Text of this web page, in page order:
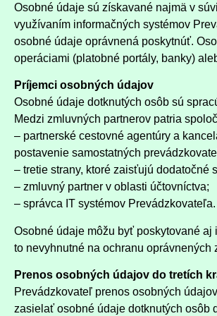
Osobné údaje sú získavané najmä v
využívaním informačných systémov
osobné údaje oprávnená poskytnúť.
operáciami (platobné portály, banky)
Príjemci osobných údajov
Osobné údaje dotknutých osôb sú
Medzi zmluvných partnerov patria
– partnerské cestovné agentúry a
postavenie samostatných
– tretie strany, ktoré zaisťujú dodatočné
– zmluvný partner v oblasti účtovníctva;
– správca IT systémov Prevádzkovateľa.
Osobné údaje môžu byť poskytované
to nevyhnutné na ochranu oprávnených
Prenos osobných údajov do tretích
Prevádzkovateľ prenos osobných
zasielať osobné údaje dotknutých osôb